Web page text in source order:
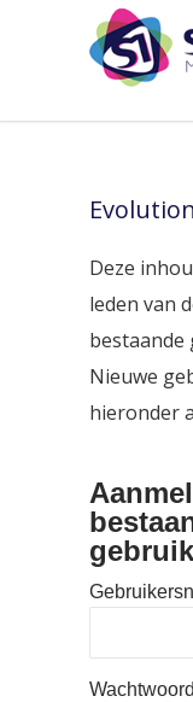
Deze
leden van
bestaande
Nieuwe
hieronder
Wachtwoord